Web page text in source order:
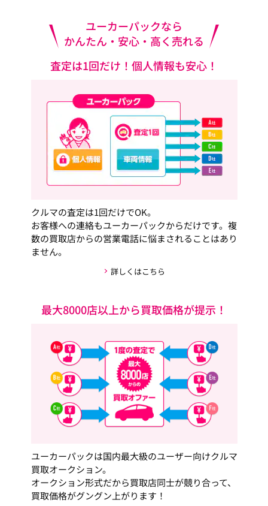
ユーカーパックなら
かんたん・安心・高く売れる
査定は1回だけ！個人情報も安心！
クルマの査定は1回だけでOK。
お客様への連絡もユーカーパックからだけです。複
数の買取店からの営業電話に悩まされることはあり
ません。
詳しくはこちら
最大8000店以上から買取価格が提示！
ユーカーパックは国内最大級のユーザー向けクルマ
買取オークション。
オークション形式だから買取店同士が競り合って、
買取価格がグングン上がります！